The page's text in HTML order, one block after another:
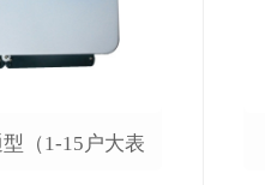
（1-15户大表